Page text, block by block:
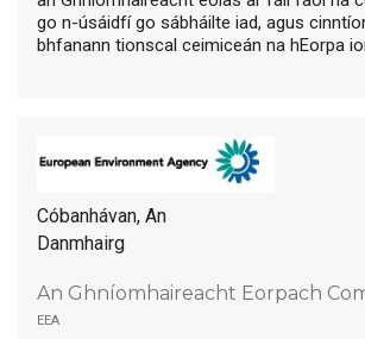
go n-úsáidfí go sábháilte iad, agus
bhfanann tionscal ceimiceán na hEorpa
Cóbanhávan, An
Danmhairg
An Ghníomhaireacht Eorpach
eea